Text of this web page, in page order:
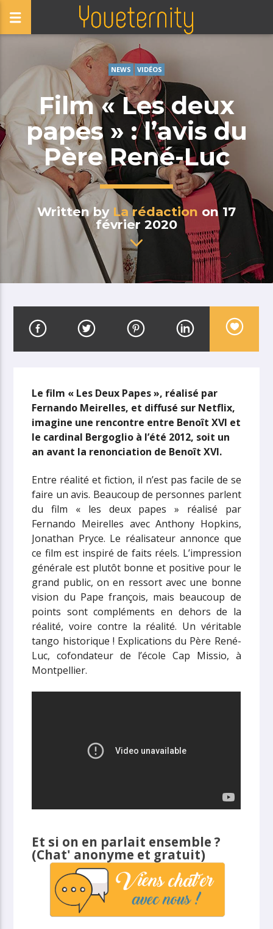
NEWS VIDÉOS
Film « Les deux
papes » : l’avis du
Père René-Luc
Written by La rédaction on 17
février 2020
Le film « Les Deux Papes », réalisé par
Fernando Meirelles, et diffusé sur Netflix,
imagine une rencontre entre Benoît XVI et
le cardinal Bergoglio à l’été 2012, soit un
an avant la renonciation de Benoît XVI.
Entre réalité et fiction, il n’est pas facile de se
faire un avis. Beaucoup de personnes parlent
du film « les deux papes » réalisé par
Fernando Meirelles avec Anthony Hopkins,
Jonathan Pryce. Le réalisateur annonce que
ce film est inspiré de faits réels. L’impression
générale est plutôt bonne et positive pour le
grand public, on en ressort avec une bonne
vision du Pape françois, mais beaucoup de
points sont compléments en dehors de la
réalité, voire contre la réalité. Un véritable
tango historique ! Explications du Père René-
Luc, cofondateur de l’école Cap Missio, à
Montpellier.
Et si on en parlait ensemble ?
(Chat' anonyme et gratuit)